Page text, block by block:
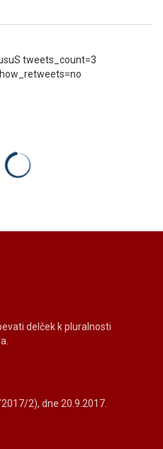
tweets_count=3
delček k pluralnosti
2), dne 20.9.2017.